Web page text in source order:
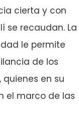
cierta y con
se recaudan. La
le permite
de los
en su
el marco de las